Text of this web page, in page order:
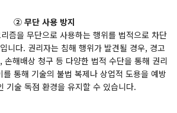
② 무단 사용 방지
즘을 무단으로 사용하는 행위를 법적으로 차단
니다. 권리자는 침해 행위가 발견될 경우, 경고
손해배상 청구 등 다양한 법적 수단을 통해 권리
통해 기술의 불법 복제나 상업적 도용을 예방
기술 독점 환경을 유지할 수 있습니다.